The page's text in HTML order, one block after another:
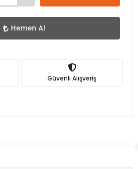
Hemen Al
Güvenli Alışveriş